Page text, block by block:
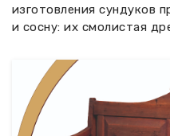
изготовления сундуков
и сосну: их смолистая